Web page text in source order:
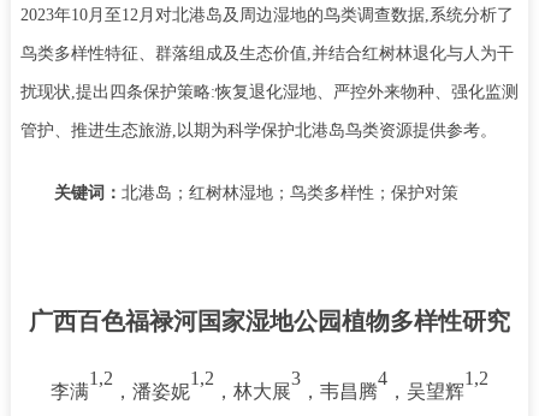
2023年10月至 12月对北港岛及周边湿地的鸟类调查数据,系统分析了
鸟类多样性特征、群落组成及生态价值,并结合红树林退化与人为干
扰现状,提出四条保护策略:恢复退化湿地、严控外来物种、强化监测
管护、推进生态旅游, 以期为科学保护北港岛鸟类资源提供参考。
关键词： 北港岛；红树林湿地；鸟类多样性；保护对策
广西百色福禄河国家湿地公园植物多样性研究
李满
1,2
，潘姿妮
1,2
，林大展
3
，韦昌腾
4
，吴望辉
1,2